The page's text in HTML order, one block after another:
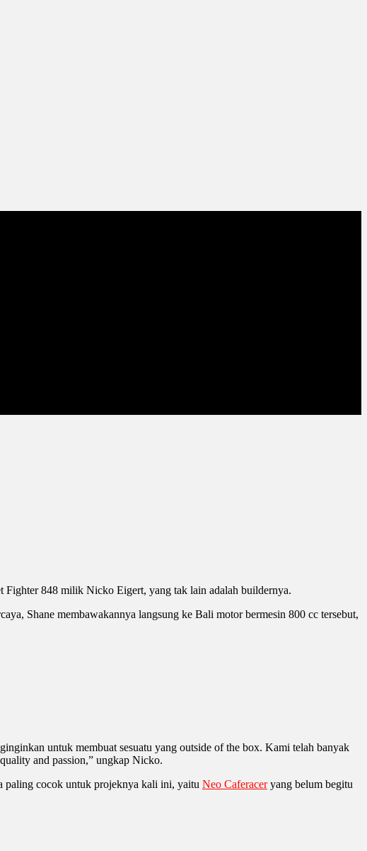
Fighter 848 milik Nicko Eigert, yang tak lain adalah buildernya.
Shane membawakannya langsung ke Bali motor bermesin 800 cc tersebut,
untuk membuat sesuatu yang outside of the box. Kami telah banyak
and passion,” ungkap Nicko.
paling cocok untuk projeknya kali ini, yaitu Neo Caferacer yang belum begitu